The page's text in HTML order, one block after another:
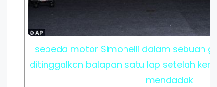
sepeda motor Simonelli dalam sebuah
ditinggalkan balapan satu lap setelah
mendadak